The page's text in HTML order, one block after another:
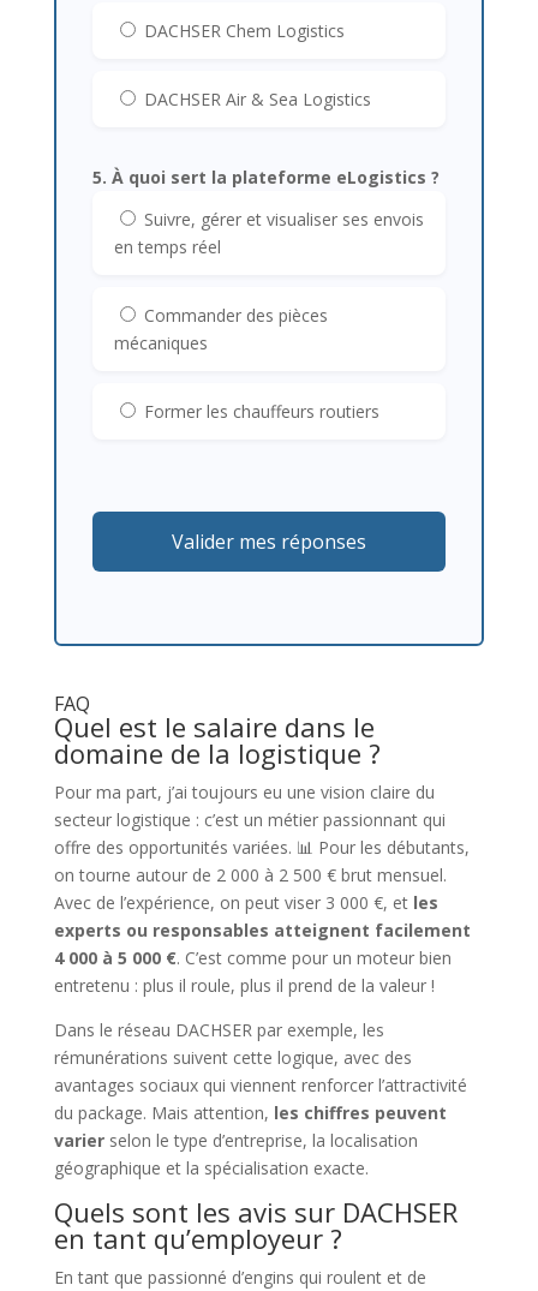
DACHSER Chem Logistics
DACHSER Air & Sea Logistics
5. À quoi sert la plateforme eLogistics ?
Suivre, gérer et visualiser ses envois
en temps réel
Commander des pièces
mécaniques
Former les chauffeurs routiers
Valider mes réponses
FAQ
Quel est le salaire dans le
domaine de la logistique ?
Pour ma part, j’ai toujours eu une vision claire du
secteur logistique : c’est un métier passionnant qui
offre des opportunités variées. 📊 Pour les débutants,
on tourne autour de 2 000 à 2 500 € brut mensuel.
Avec de l’expérience, on peut viser 3 000 €, et les
experts ou responsables atteignent facilement
4 000 à 5 000 €. C’est comme pour un moteur bien
entretenu : plus il roule, plus il prend de la valeur !
Dans le réseau DACHSER par exemple, les
rémunérations suivent cette logique, avec des
avantages sociaux qui viennent renforcer l’attractivité
du package. Mais attention, les chiffres peuvent
varierselon le type d’entreprise, la localisation
géographique et la spécialisation exacte.
Quels sont les avis sur DACHSER
en tant qu’employeur ?
En tant que passionné d’engins qui roulent et de